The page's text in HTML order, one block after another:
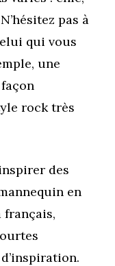
pas à
qui vous
une
rock très
des
en